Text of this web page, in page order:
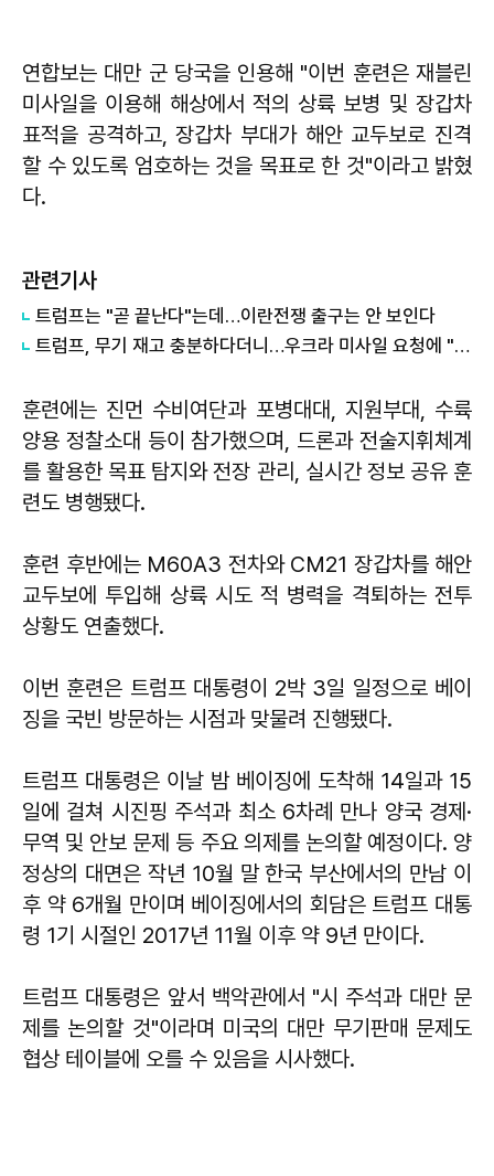
연합보는 대만 군 당국을 인용해 "이번 훈련은 재블린
미사일을 이용해 해상에서 적의 상륙 보병 및 장갑차
표적을 공격하고, 장갑차 부대가 해안 교두보로 진격
할 수 있도록 엄호하는 것을 목표로 한 것"이라고 밝혔
다.
관련기사
트럼프는 "곧 끝난다"는데…이란전쟁 출구는 안 보인다
트럼프, 무기 재고 충분하다더니…우크라 미사일 요청에 "우리도 필요"
훈련에는 진먼 수비여단과 포병대대, 지원부대, 수륙
양용 정찰소대 등이 참가했으며, 드론과 전술지휘체계
를 활용한 목표 탐지와 전장 관리, 실시간 정보 공유 훈
련도 병행됐다.
훈련 후반에는 M60A3 전차와 CM21 장갑차를 해안
교두보에 투입해 상륙 시도 적 병력을 격퇴하는 전투
상황도 연출했다.
이번 훈련은 트럼프 대통령이 2박 3일 일정으로 베이
징을 국빈 방문하는 시점과 맞물려 진행됐다.
트럼프 대통령은 이날 밤 베이징에 도착해 14일과 15
일에 걸쳐 시진핑 주석과 최소 6차례 만나 양국 경제·
무역 및 안보 문제 등 주요 의제를 논의할 예정이다. 양
정상의 대면은 작년 10월 말 한국 부산에서의 만남 이
후 약 6개월 만이며 베이징에서의 회담은 트럼프 대통
령 1기 시절인 2017년 11월 이후 약 9년 만이다.
트럼프 대통령은 앞서 백악관에서 "시 주석과 대만 문
제를 논의할 것"이라며 미국의 대만 무기판매 문제도
협상 테이블에 오를 수 있음을 시사했다.